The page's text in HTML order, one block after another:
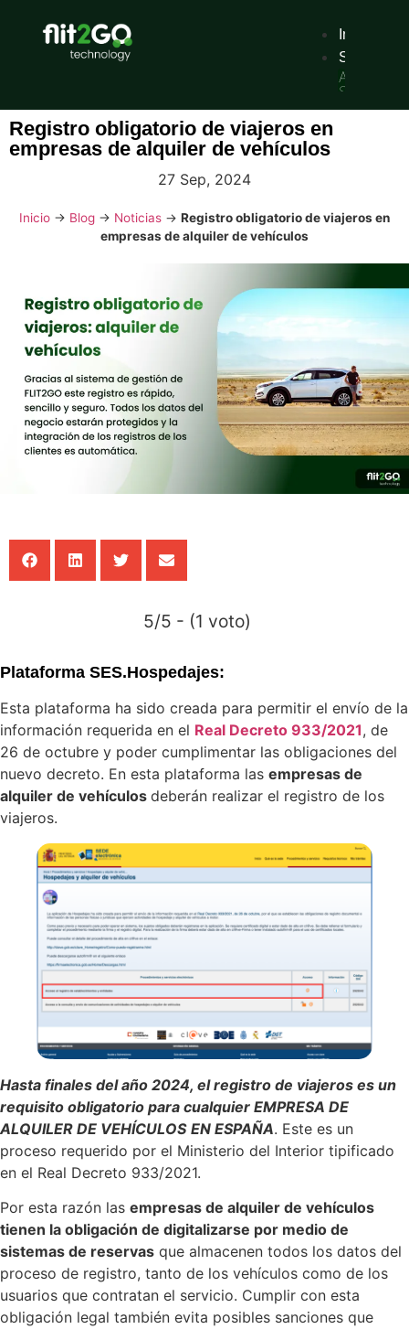
Inicio
Alquiler
Servicio
tradicional
digital.
Sharing
movilidad
pago
uso,
horas
o
días.
Gestiona
el
stock
vehículos
empresa,
los
recursos.
Servicio
de
a
alquiler
de
o
Crea
o
renueva
la
web
de
tu
de
alquiler
de
vehículos
o
Empresa
Registro obligatorio de viajeros en
empresas de alquiler de vehículos
27 Sep, 2024
Inicio → Blog → Noticias → Registro obligatorio de viajeros en
empresas de alquiler de vehículos
5/5 - (1 voto)
Plataforma SES.Hospedajes:
Esta plataforma ha sido creada para permitir el envío de la
información requerida en el Real Decreto 933/2021, de
26 de octubre y poder cumplimentar las obligaciones del
nuevo decreto. En esta plataforma las empresas de
alquiler de vehículos deberán realizar el registro de los
viajeros.
Hasta finales del año 2024, el registro de viajeros es un
requisito obligatorio para cualquier EMPRESA DE
ALQUILER DE VEHÍCULOS EN ESPAÑA. Este es un
proceso requerido por el Ministerio del Interior tipificado
en el Real Decreto 933/2021.
Por esta razón las empresas de alquiler de vehículos
tienen la obligación de digitalizarse por medio de
sistemas de reservas que almacenen todos los datos del
proceso de registro, tanto de los vehículos como de los
usuarios que contratan el servicio. Cumplir con esta
obligación legal también evita posibles sanciones que